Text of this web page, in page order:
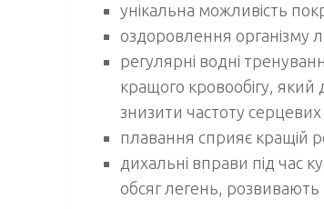
унікальна можливість
оздоровлення організму
регулярні водні
кращого кровообігу, який
знизити частоту
плавання сприяє кращій
дихальні вправи під час
обсяг легень,